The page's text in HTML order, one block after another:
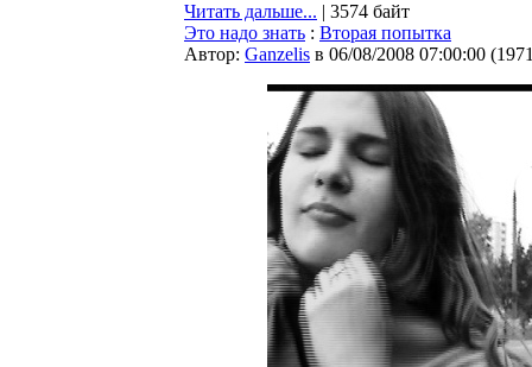
Читать дальше... | 3574 байт
Это надо знать : Вторая попытка
Автор: Ganzelis в 06/08/2008 07:00:00 (